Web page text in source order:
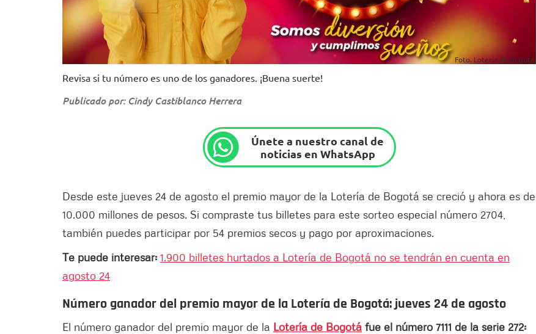
Foto. Lotería de Bogotá.
Revisa si tu número es uno de los ganadores. ¡Buena suerte!
Publicado por: Cindy Castiblanco Herrera
Únete a nuestro canal de
noticias en WhatsApp
Desde este jueves 24 de agosto el premio mayor de la Lotería de Bogotá se creció y ahora es de
10.000 millones de pesos. Si compraste tus billetes para este sorteo especial número 2704,
también puedes participar por 54 premios secos y pago por aproximaciones.
Te puede interesar: 1.900 billetes hurtados a Lotería de Bogotá no se tendrán en cuenta en
agosto 24
Número ganador del premio mayor de la Lotería de Bogotá: jueves 24 de agosto
El número ganador del premio mayor de la Lotería de Bogotá fue el número 7111 de la serie 272: